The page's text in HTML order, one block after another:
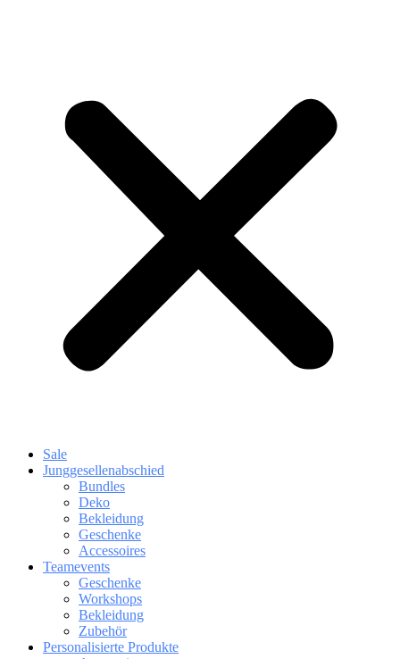
Sale
Junggesellenabschied
Bundles
Deko
Bekleidung
Geschenke
Accessoires
Teamevents
Geschenke
Workshops
Bekleidung
Zubehör
Personalisierte Produkte